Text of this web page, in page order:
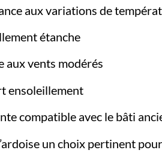
aux variations de
étanche
aux vents modérés
ensoleillement
compatible avec le bâti
un choix pertinent